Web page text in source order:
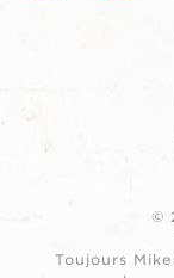
©
Toujours